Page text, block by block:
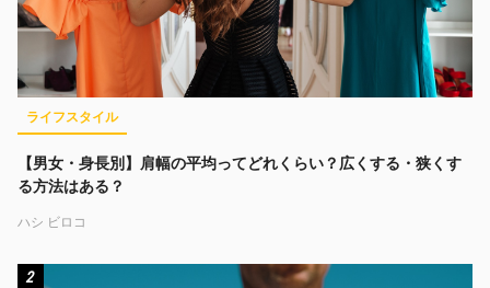
ライフスタイル
【男女・身長別】肩幅の平均ってどれくらい？広くする・狭くす
る方法はある？
ハシ ビロコ
2